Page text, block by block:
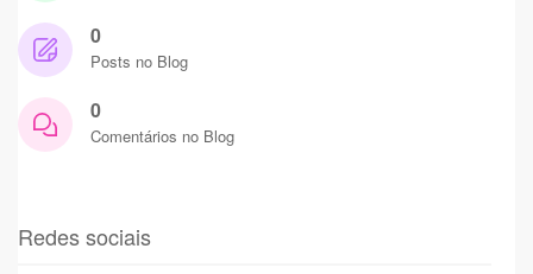
0
Posts no Blog
0
Comentários no Blog
Redes sociais